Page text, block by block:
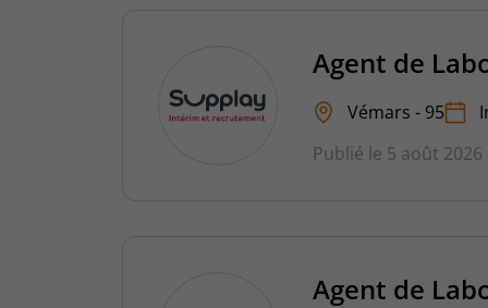
Agent de
Vémars - 95
Publié le 5 août 2026
Agent de